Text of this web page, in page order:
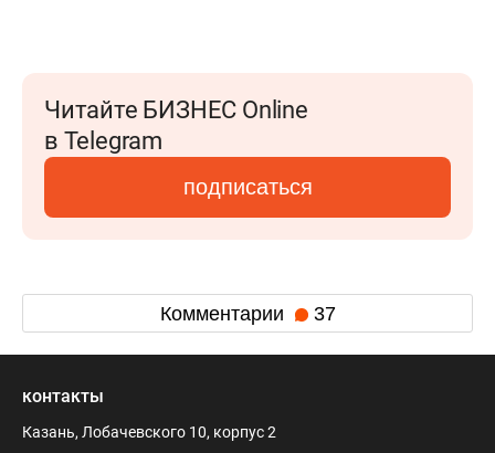
Читайте БИЗНЕС Online
в Telegram
подписаться
Комментарии 37
контакты
Казань, Лобачевского 10, корпус 2